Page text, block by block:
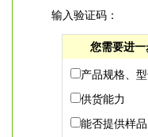
输入验证码：
您需要进
产品规格、
供货能力
能否提供样品